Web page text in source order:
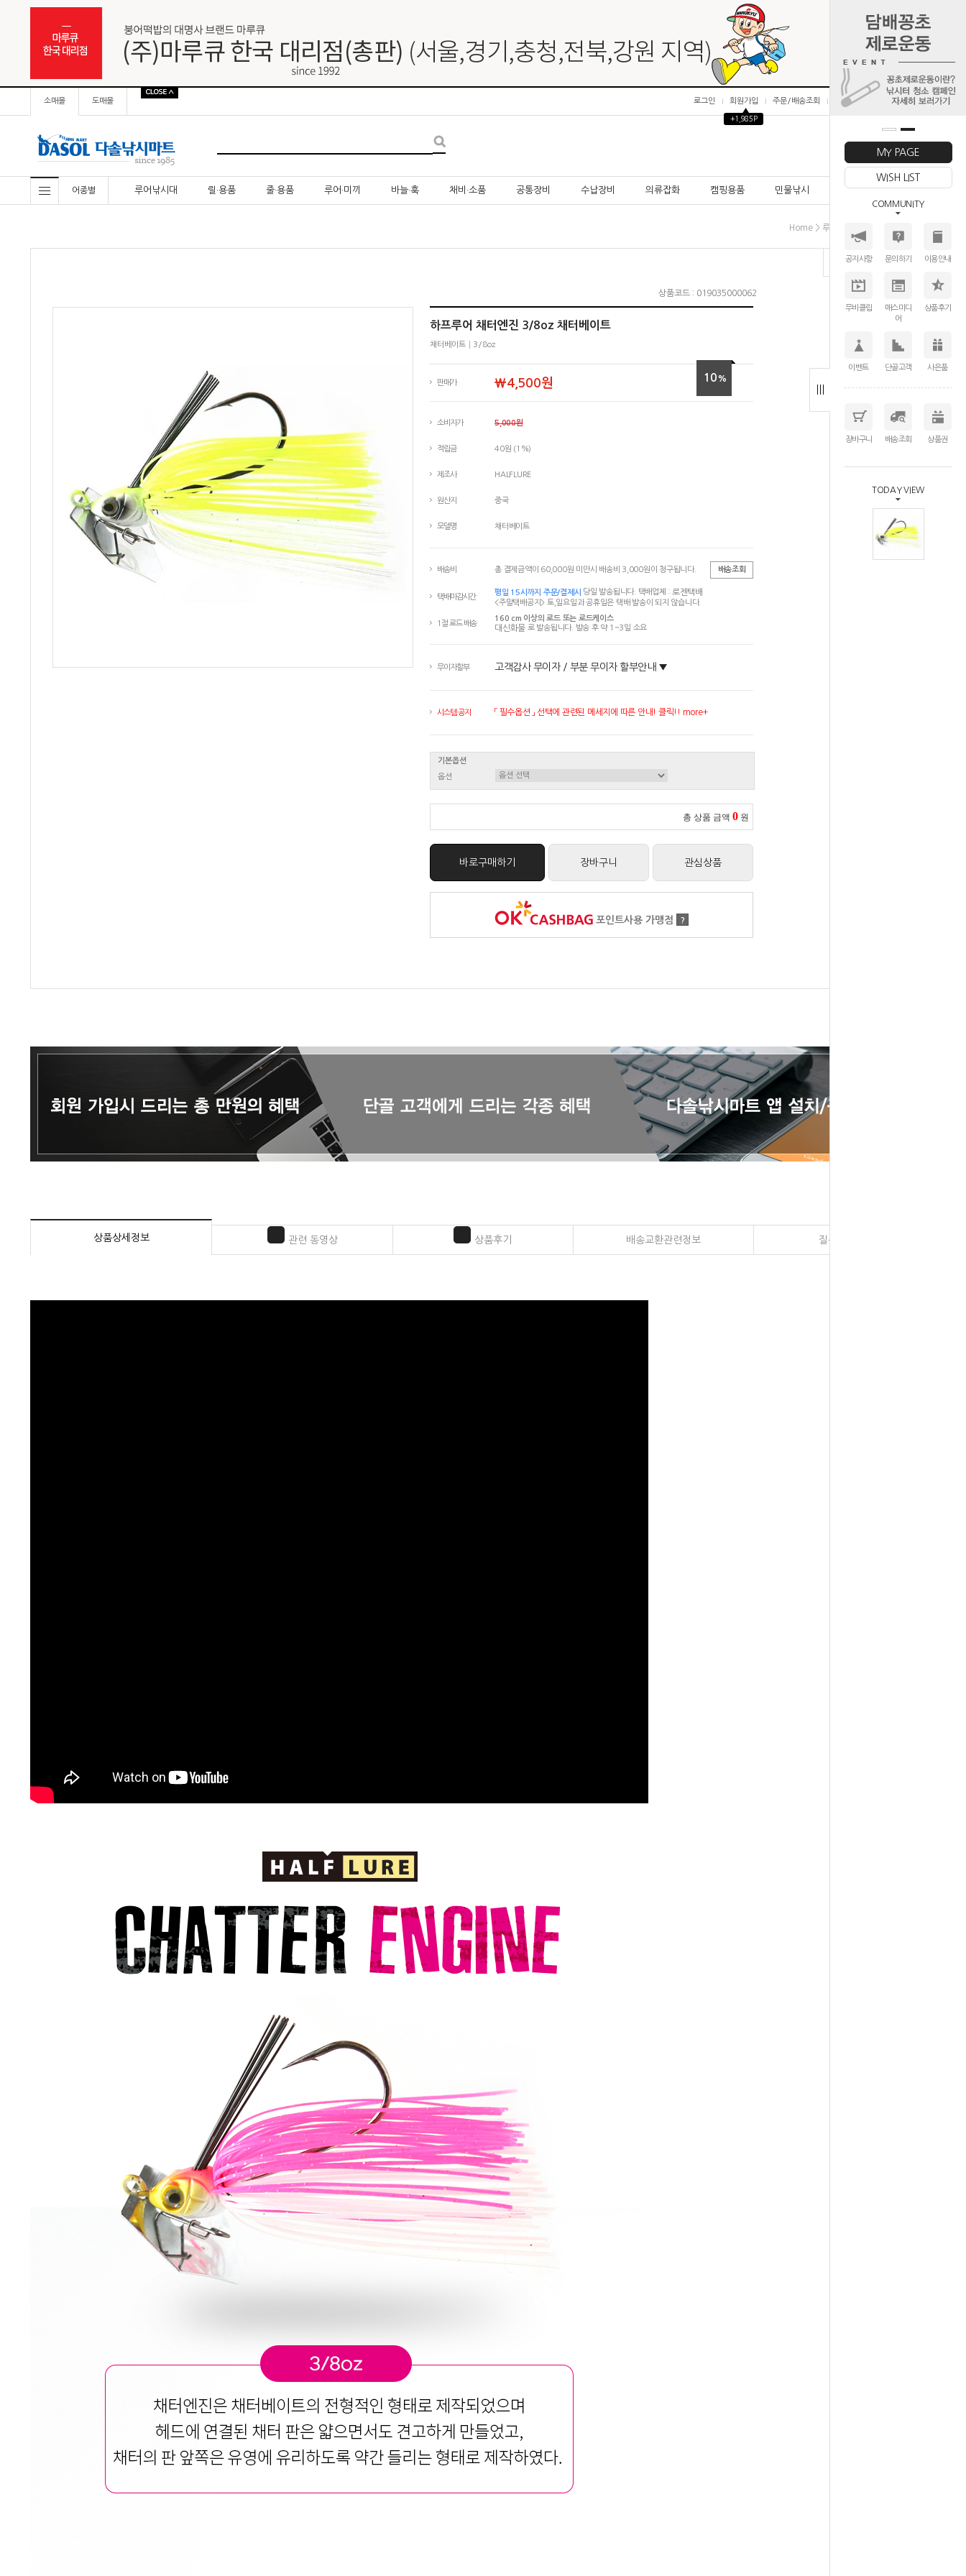
MY PAGE
WISH LIST
COMMUNITY
공지사항 문의하기 이용안내
무비클립
매스미디
어
상품후기
이벤트 단골고객 사은품
장바구니 배송조회 상품권
TODAY VIEW
소매몰 도매몰 로그인 회원가입
▲
+1,985P
주문/배송조회 마이페이지
어종별 루어낚시대 릴·용품 줄·용품 루어·미끼 바늘·훅 채비·소품 공통장비 수납장비 의류잡화 캠핑용품 민물낚시 바다낚시
Home > 루어│미끼
상품코드 : 019035000062
하프루어 채터엔진 3/8oz 채터베이트
채터베이트│3/8oz
판매가 ￦4,500원 10%
소비자가 5,000원
적립금 40원 (1%)
제조사 HALFLURE
원산지 중국
모델명 채터베이트
배송비 총 결제금액이 60,000원 미만시 배송비 3,000원이 청구됩니다. 배송조회
택배마감시간
평일 15시까지 주문/결제시 당일 발송됩니다. 택배업체 : 로젠택배
<주말택배공지> 토,일요일과 공휴일은 택배 발송이 되지 않습니다.
1절 로드 배송
160 cm 이상의 로드 또는 로드케이스
대신화물 로 발송됩니다. 발송 후 약 1~3일 소요
무이자할부 고객감사 무이자 / 부분 무이자 할부안내 ▼
시스템 공지 「 필수옵션 」 선택에 관련된 메세지에 따른 안내! 클릭!! more+
기본옵션
옵션
총 상품 금액 0 원
바로구매하기 장바구니 관심상품
포인트사용 가맹점 ?
상품상세정보 관련 동영상 상품후기 배송교환관련정보 질문과 대답